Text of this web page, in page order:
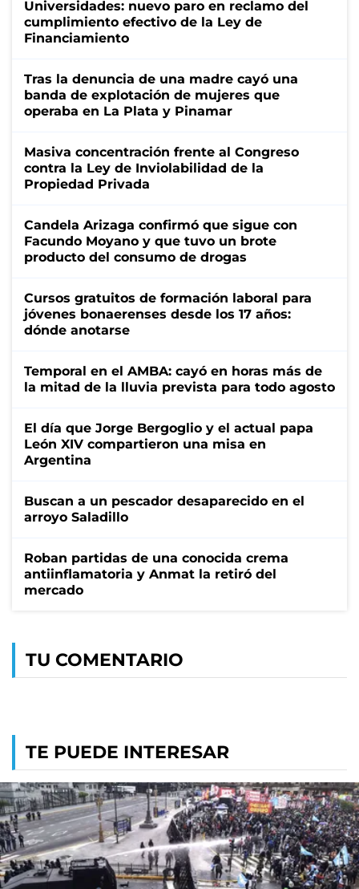
Universidades: nuevo paro en reclamo del
cumplimiento efectivo de la Ley de
Financiamiento
Tras la denuncia de una madre cayó una
banda de explotación de mujeres que
operaba en La Plata y Pinamar
Masiva concentración frente al Congreso
contra la Ley de Inviolabilidad de la
Propiedad Privada
Candela Arizaga confirmó que sigue con
Facundo Moyano y que tuvo un brote
producto del consumo de drogas
Cursos gratuitos de formación laboral para
jóvenes bonaerenses desde los 17 años:
dónde anotarse
Temporal en el AMBA: cayó en horas más de
la mitad de la lluvia prevista para todo agosto
El día que Jorge Bergoglio y el actual papa
León XIV compartieron una misa en
Argentina
Buscan a un pescador desaparecido en el
arroyo Saladillo
Roban partidas de una conocida crema
antiinflamatoria y Anmat la retiró del
mercado
TU COMENTARIO
TE PUEDE INTERESAR